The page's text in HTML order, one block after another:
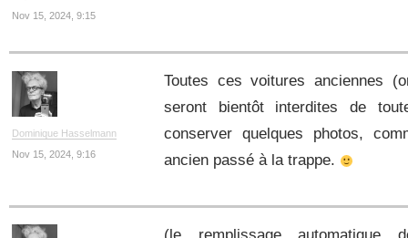
Nov 15, 2024, 9:15
Dominique Hasselmann
Nov 15, 2024, 9:16
Toutes ces voitures anciennes
seront bientôt interdites de
conserver quelques photos,
ancien passé à la trappe.